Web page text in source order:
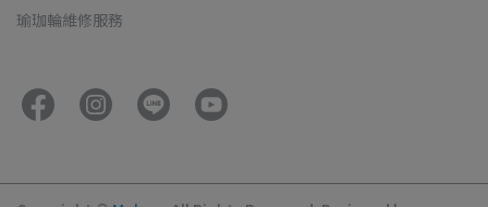
瑜珈輪維修服務